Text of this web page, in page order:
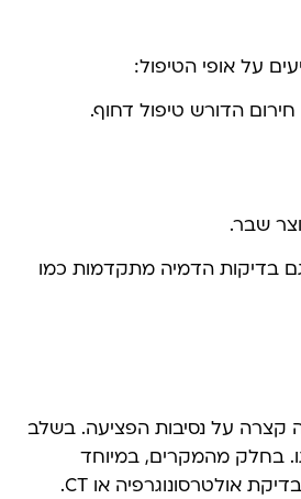
על אופי הטיפול:
הדורש טיפול דחוף.
שבר.
בדיקות הדמיה מתקדמות כמו
קצרה על נסיבות הפציעה. בשלב
בחלק מהמקרים, במיוחד
כשמדובר בשברים מורכבים או סמויים, נעשה שימוש גם בבדיקת אולטרסונוגרפיה או CT.